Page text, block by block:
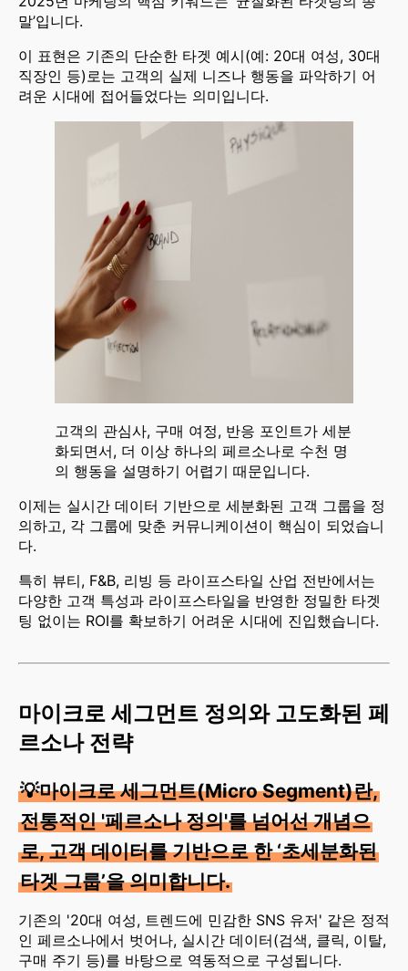
말’입니다.
이 표현은 기존의 단순한 타겟 예시(예: 20대 여성, 30대
직장인 등)로는 고객의 실제 니즈나 행동을 파악하기 어
려운 시대에 접어들었다는 의미입니다.
고객의 관심사, 구매 여정, 반응 포인트가 세분
화되면서, 더 이상 하나의 페르소나로 수천 명
의 행동을 설명하기 어렵기 때문입니다.
이제는 실시간 데이터 기반으로 세분화된 고객 그룹을 정
의하고, 각 그룹에 맞춘 커뮤니케이션이 핵심이 되었습니
다.
특히 뷰티, F&B, 리빙 등 라이프스타일 산업 전반에서는
다양한 고객 특성과 라이프스타일을 반영한 정밀한 타겟
팅 없이는 ROI를 확보하기 어려운 시대에 진입했습니다.
마이크로 세그먼트 정의와 고도화된 페
르소나 전략
💡마이크로 세그먼트(Micro Segment)란,
전통적인 '페르소나 정의'를 넘어선 개념으
로, 고객 데이터를 기반으로 한 ‘초세분화된
타겟 그룹’을 의미합니다.
기존의 '20대 여성, 트렌드에 민감한 SNS 유저' 같은 정적
인 페르소나에서 벗어나, 실시간 데이터(검색, 클릭, 이탈,
구매 주기 등)를 바탕으로 역동적으로 구성됩니다.